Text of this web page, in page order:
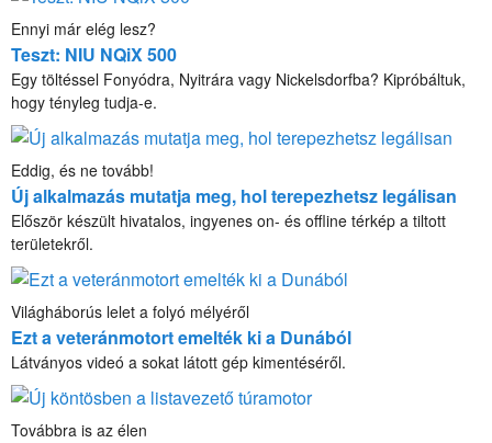
Ennyi már elég lesz?
Teszt: NIU NQiX 500
Egy töltéssel Fonyódra, Nyitrára vagy Nickelsdorfba? Kipróbáltuk,
hogy tényleg tudja-e.
Eddig, és ne tovább!
Új alkalmazás mutatja meg, hol terepezhetsz legálisan
Először készült hivatalos, ingyenes on- és offline térkép a tiltott
területekről.
Világháborús lelet a folyó mélyéről
Ezt a veteránmotort emelték ki a Dunából
Látványos videó a sokat látott gép kimentéséről.
Továbbra is az élen